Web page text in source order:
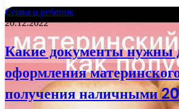
Семья и ребенок
20.12.2022
Какие документы нужны
оформления
получения наличными